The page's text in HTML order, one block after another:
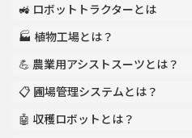
🚜 ロボットトラクターとは
🏭 植物工場とは？
💪 農業用アシストスーツとは？
📋 圃場管理システムとは？
🤖 収穫ロボットとは？